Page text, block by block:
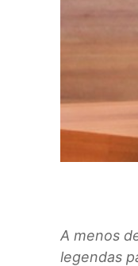
A menos
legendas